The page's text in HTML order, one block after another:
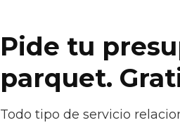
Pide tu
parquet.
Todo tipo de servicio